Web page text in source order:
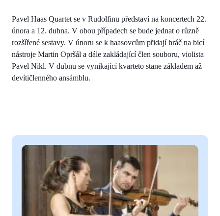
Pavel Haas Quartet se v Rudolfinu představí na koncertech 22.
února a 12. dubna. V obou případech se bude jednat o různě
rozšířené sestavy. V únoru se k haasovcům přidají hráč na bicí
nástroje Martin Opršál a dále zakládající člen souboru, violista
Pavel Nikl. V dubnu se vynikající kvarteto stane základem až
devítičlenného ansámblu.